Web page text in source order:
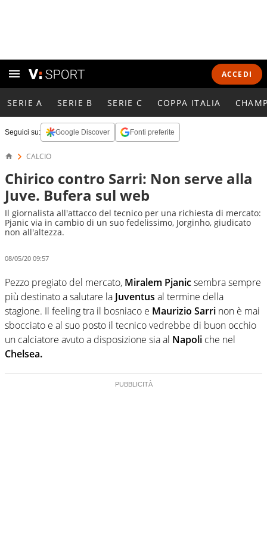
ACCEDI
SERIE A SERIE B SERIE C COPPA ITALIA
Seguici su: Google Discover Fonti preferite
CALCIO
Chirico contro Sarri: Non serve alla
Juve. Bufera sul web
Il giornalista all'attacco del tecnico per una richiesta di mercato:
Pjanic via in cambio di un suo fedelissimo, Jorginho, giudicato
non all'altezza.
08/05/20 09:57
Pezzo pregiato del mercato, Miralem Pjanicsembra sempre
più destinato a salutare la Juventus al termine della
stagione. Il feeling tra il bosniaco e Maurizio Sarri non è mai
sbocciato e al suo posto il tecnico vedrebbe di buon occhio
un calciatore avuto a disposizione sia al Napoli che nel
Chelsea.